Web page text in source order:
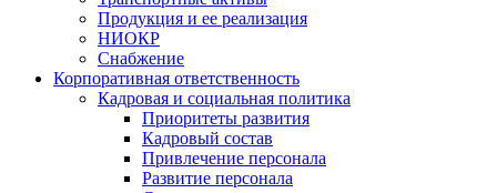
Продукция и ее реализация
НИОКР
Снабжение
Корпоративная ответственность
Кадровая и социальная политика
Приоритеты развития
Кадровый состав
Привлечение персонала
Развитие персонала